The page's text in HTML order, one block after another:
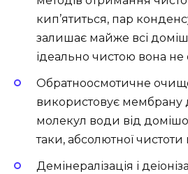
кип’ятиться, пар
залишає майже всі
ідеально чистою вона не
Обратноосмотичне
використовує мембрану
молекул води від
таки, абсолютної чистоти
Демінералізація і